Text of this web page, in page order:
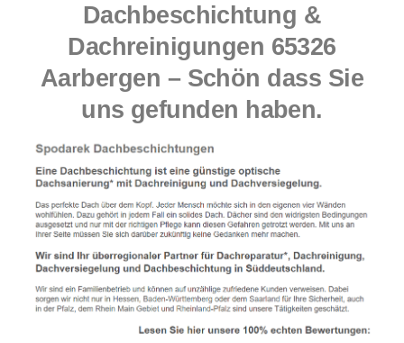
Dachbeschichtung &
Dachreinigungen 65326
Aarbergen – Schön dass Sie
uns gefunden haben.